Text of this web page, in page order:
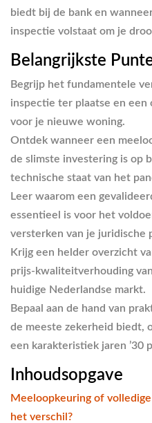
biedt bij de bank en
inspectie volstaat om je
Belangrijkste
Begrijp het fundamentele
inspectie ter plaatse en
voor je nieuwe woning.
Ontdek wanneer een
de slimste investering is op
technische staat van het
Leer waarom een
essentieel is voor het
versterken van je juridische
Krijg een helder overzicht
prijs-kwaliteitverhouding
huidige Nederlandse markt.
Bepaal aan de hand van
de meeste zekerheid biedt,
een karakteristiek jaren ’30
Inhoudsopgave
Meeloopkeuring of
het verschil?